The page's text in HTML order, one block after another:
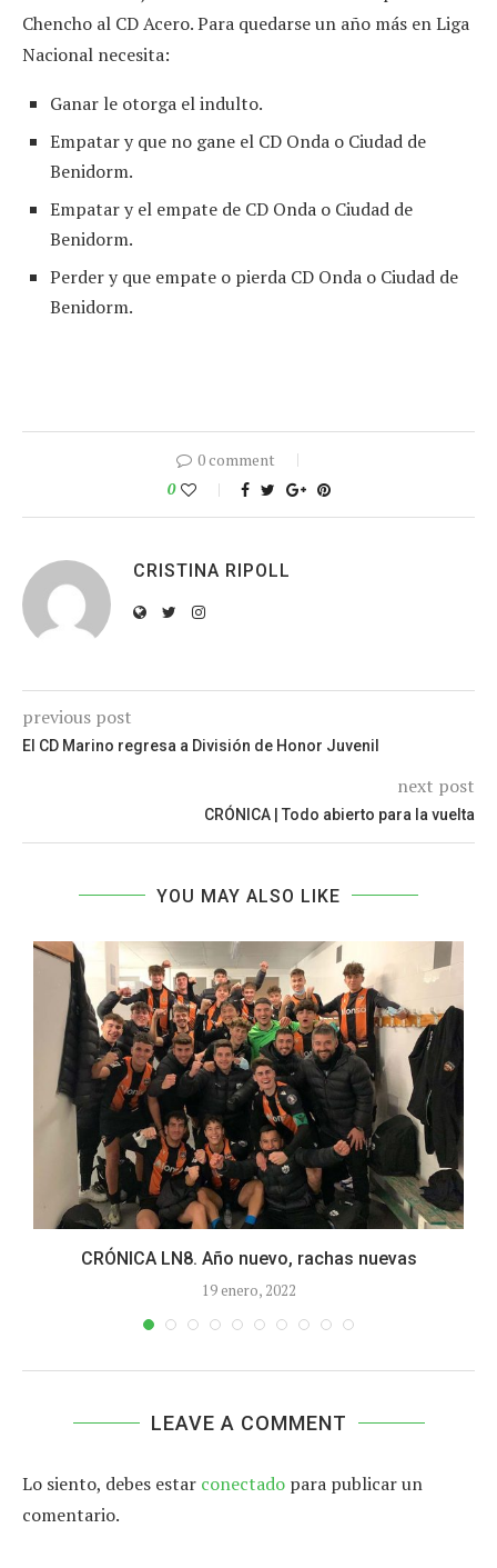
Chencho al CD Acero. Para quedarse un año más en Liga
Nacional necesita:
Ganar le otorga el indulto.
Empatar y que no gane el CD Onda o Ciudad de
Benidorm.
Empatar y el empate de CD Onda o Ciudad de
Benidorm.
Perder y que empate o pierda CD Onda o Ciudad de
Benidorm.
0 comment
0
CRISTINA RIPOLL
previous post
El CD Marino regresa a División de Honor Juvenil
next post
CRÓNICA | Todo abierto para la vuelta
YOU MAY ALSO LIKE
CRÓNICA LN8. Año nuevo, rachas nuevas
19 enero, 2022
LEAVE A COMMENT
Lo siento, debes estar conectado para publicar un
comentario.